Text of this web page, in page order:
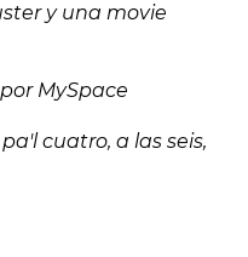
y una movie
MySpace
cuatro, a las seis,